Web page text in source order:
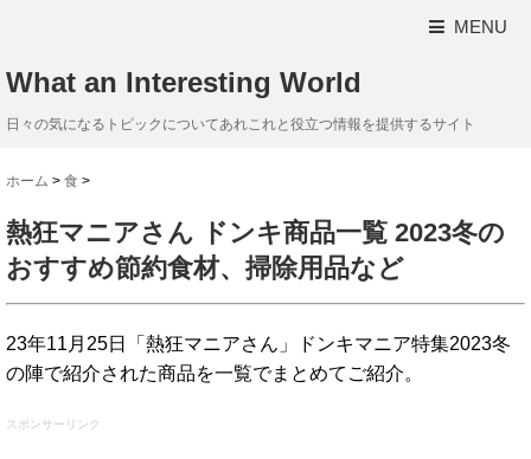
MENU
What an Interesting World
日々の気になるトピックについてあれこれと役立つ情報を提供するサイト
ホーム > 食 >
熱狂マニアさん ドンキ商品一覧 2023冬の
おすすめ節約食材、掃除用品など
23年11月25日「熱狂マニアさん」ドンキマニア特集2023冬
の陣で紹介された商品を一覧でまとめてご紹介。
スポンサーリンク